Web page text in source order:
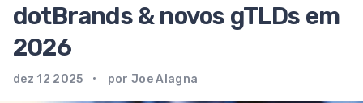
PT
dotBrands & novos gTLDs em
2026
dez 12 2025 por Joe Alagna